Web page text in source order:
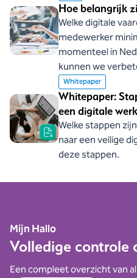
Hoe belangrijk
Welke digitale
medewerker
momenteel in
kunnen we
Whitepaper
Whitepaper:
een digitale
Welke stappen
naar een veilige
deze stappen.
Mijn Hallo
Volledige controle
Een compleet overzicht van